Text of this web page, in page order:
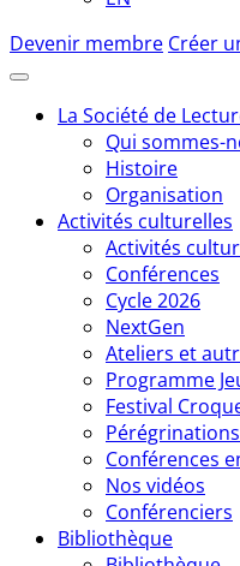
Devenir membre Créer
La Société de
Qui sommes-
Histoire
Organisation
Activités culturelles
Activités
Conférences
Cycle 2026
NextGen
Ateliers et
Programme
Festival
Conférences
Nos vidéos
Conférenciers
Bibliothèque